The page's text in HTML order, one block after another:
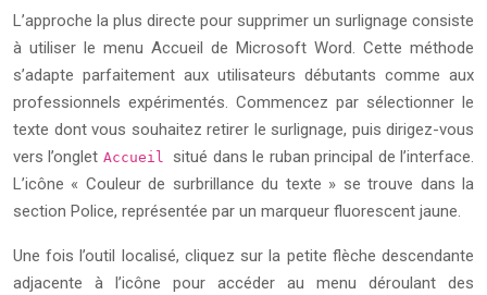
L’approche la plus directe pour supprimer un surlignage consiste
à utiliser le menu Accueil de Microsoft Word. Cette méthode
s’adapte parfaitement aux utilisateurs débutants comme aux
professionnels expérimentés. Commencez par sélectionner le
texte dont vous souhaitez retirer le surlignage, puis dirigez-vous
vers l’onglet Accueil situé dans le ruban principal de l’interface.
L’icône « Couleur de surbrillance du texte » se trouve dans la
section Police, représentée par un marqueur fluorescent jaune.
Une fois l’outil localisé, cliquez sur la petite flèche descendante
adjacente à l’icône pour accéder au menu déroulant des